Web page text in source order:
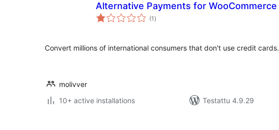
Alternative Payments for WooCommerce
(1 arvosanat
yhteensä
)
Convert millions of international consumers that don't use credit cards.
molivver
10+ active installations
Testattu 4.9.29